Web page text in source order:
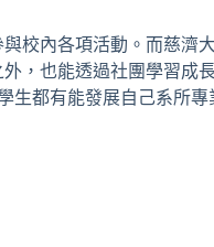
校內各項活動。而慈濟
，也能透過社團學習成
生都有能發展自己系所專